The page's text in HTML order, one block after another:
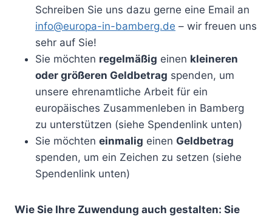
Schreiben Sie uns dazu gerne eine Email an
info@europa-in-bamberg.de – wir freuen uns
sehr auf Sie!
Sie möchten regelmäßig einen kleineren
oder größeren Geldbetrag spenden, um
unsere ehrenamtliche Arbeit für ein
europäisches Zusammenleben in Bamberg
zu unterstützen (siehe Spendenlink unten)
Sie möchten einmalig einen Geldbetrag
spenden, um ein Zeichen zu setzen (siehe
Spendenlink unten)
Wie Sie Ihre Zuwendung auch gestalten: Sie